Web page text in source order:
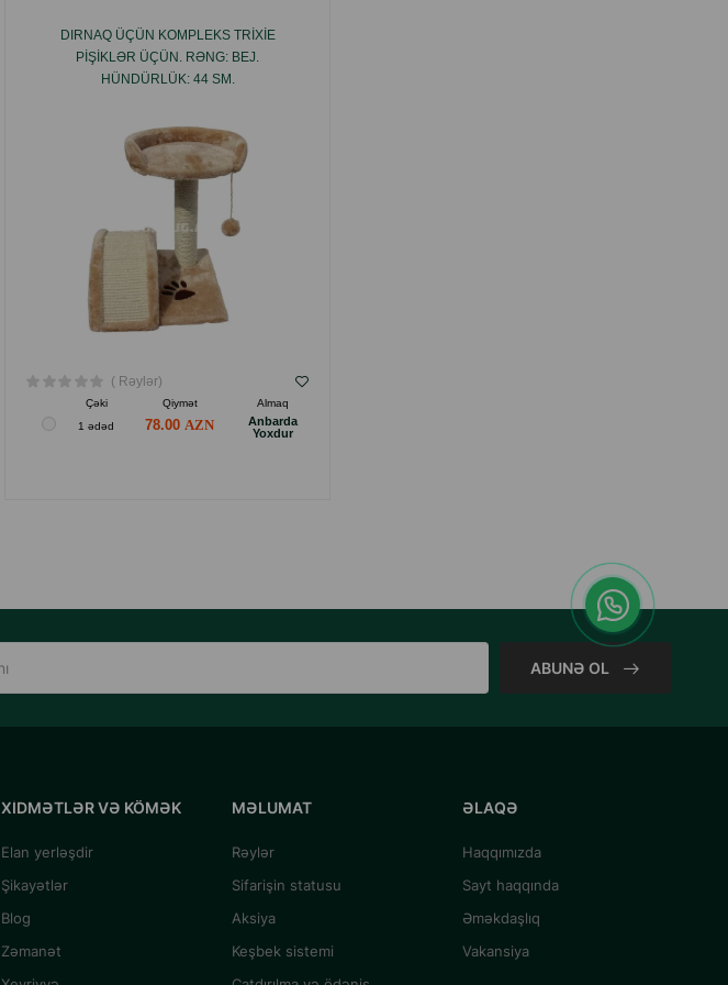
DIRNAQ ÜÇÜN KOMPLEKS TRIXIE
PIŞIKLƏR ÜÇÜN. RƏNG: BEJ.
HÜNDÜRLÜK: 44 SM.
( Rəylər)
Çəki Qiymət
Almaq
1 ədəd
78.00
Anbarda
Yoxdur
ABUNƏ OL
XIDMƏTLƏR VƏ KÖMƏK
Elan yerləşdir
Şikayətlər
Blog
Zəmanət
MƏLUMAT
Rəylər
Sifarişin statusu
Aksiya
Keşbek sistemi
ƏLAQƏ
Haqqımızda
Sayt haqqında
Əməkdaşlıq
Vakansiya